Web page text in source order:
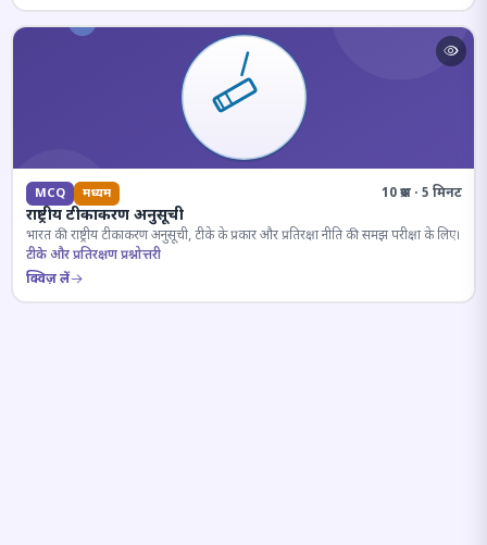
MCQ मध्यम 10 प्रश्न · 5 मिनट
राष्ट्रीय टीकाकरण अनुसूची
भारत की राष्ट्रीय टीकाकरण अनुसूची, टीके के प्रकार और प्रतिरक्षा नीति की समझ परीक्षा के लिए।
टीके और प्रतिरक्षण प्रश्नोत्तरी
क्विज़ लें